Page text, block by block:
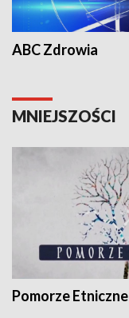
ABC Zdrowia
MNIEJSZOŚCI
Pomorze Etniczne